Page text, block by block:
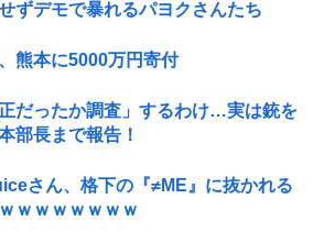
ずデモで暴れるパヨクさんたち
熊本に5000万円寄付
だったか調査」するわけ…実は銃を
部長まで報告！
さん、格下の『≠ME』に抜かれる
ｗｗｗｗｗｗｗ